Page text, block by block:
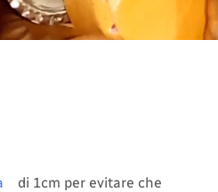
di 1cm per evitare che